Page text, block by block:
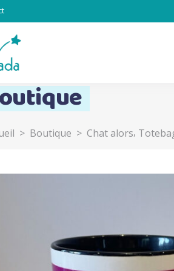
Totebag & Goodies
Chat alors
> Boutique > Chat alors,